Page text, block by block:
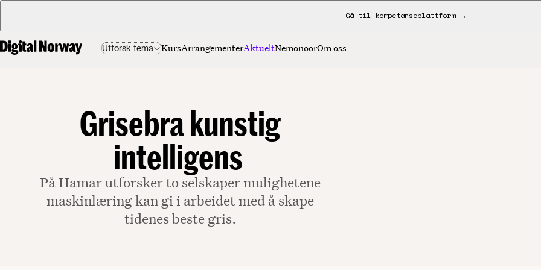
Gå til kompetanseplattform →
Utforsk tema KursArrangementerAktueltNemonoorOm oss
Grisebra kunstig
intelligens
På Hamar utforsker to selskaper mulighetene
maskinlæring kan gi i arbeidet med å skape
tidenes beste gris.